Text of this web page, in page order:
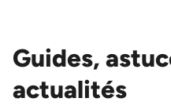
Guides,
actualités